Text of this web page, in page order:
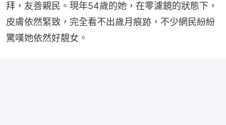
拜，友善親民。現年54歲的她，在零濾鏡的狀態下，
皮膚依然緊致，完全看不出歲月痕跡，不少網民紛紛
驚嘆她依然好靚女。